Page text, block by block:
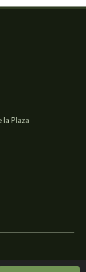
la Plaza